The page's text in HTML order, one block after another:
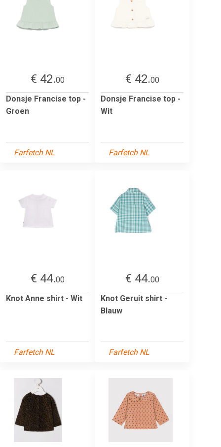
€ 42.00
Donsje Francise top -
Groen
Farfetch NL
€ 42.00
Donsje Francise top -
Wit
Farfetch NL
€ 44.00
Knot Anne shirt - Wit
Farfetch NL
€ 44.00
Knot Geruit shirt -
Blauw
Farfetch NL